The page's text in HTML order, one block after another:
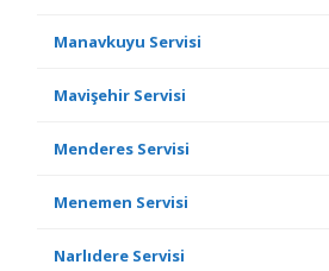
Manavkuyu Servisi
Mavişehir Servisi
Menderes Servisi
Menemen Servisi
Narlıdere Servisi